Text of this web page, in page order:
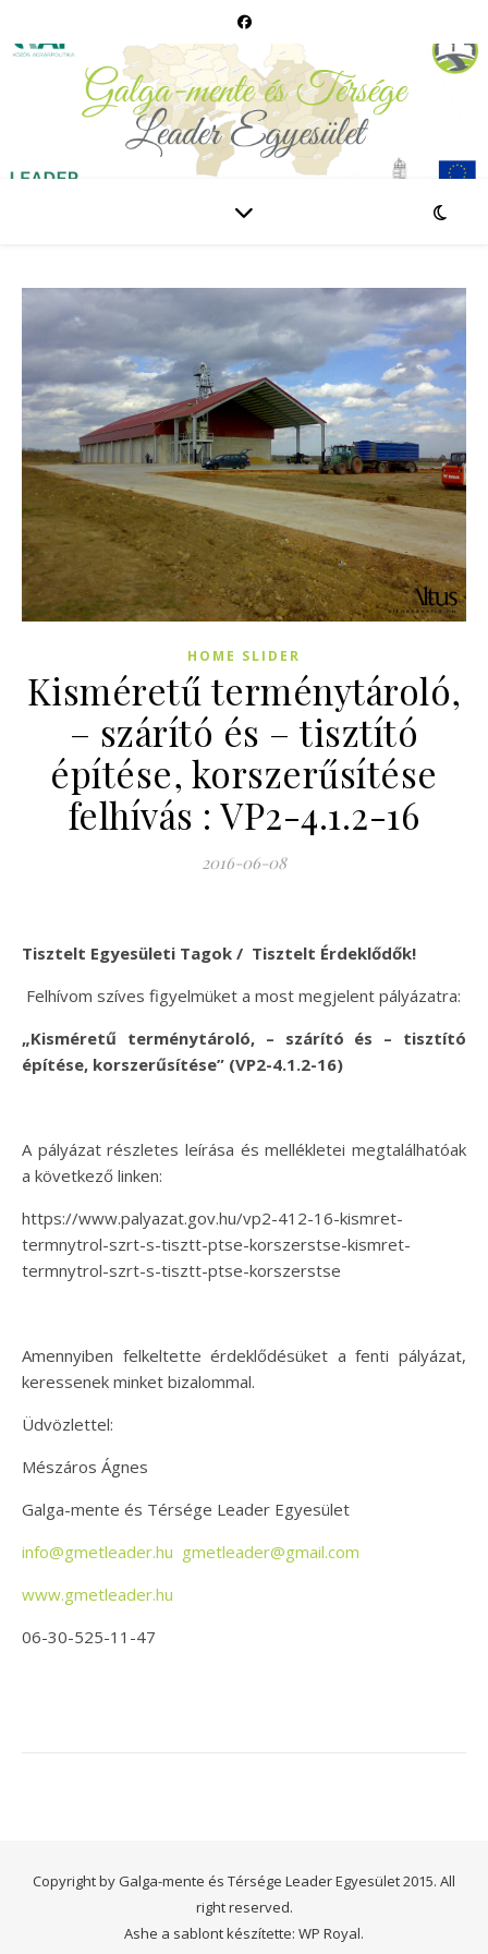
HOME SLIDER
Kisméretű terménytároló,
– szárító és – tisztító
építése, korszerűsítése
felhívás : VP2-4.1.2-16
2016-06-08
Tisztelt Egyesületi Tagok / Tisztelt Érdeklődők!
Felhívom szíves figyelmüket a most megjelent pályázatra:
„Kisméretű terménytároló, – szárító és – tisztító
építése, korszerűsítése” (VP2-4.1.2-16)
A pályázat részletes leírása és mellékletei megtalálhatóak
a következő linken:
https://www.palyazat.gov.hu/vp2-412-16-kismret-
termnytrol-szrt-s-tisztt-ptse-korszerstse-kismret-
termnytrol-szrt-s-tisztt-ptse-korszerstse
Amennyiben felkeltette érdeklődésüket a fenti pályázat,
keressenek minket bizalommal.
Üdvözlettel:
Mészáros Ágnes
Galga-mente és Térsége Leader Egyesület
info@gmetleader.hu gmetleader@gmail.com
www.gmetleader.hu
06-30-525-11-47
Copyright by Galga-mente és Térsége Leader Egyesület 2015. All
right reserved.
Ashe a sablont készítette: WP Royal.